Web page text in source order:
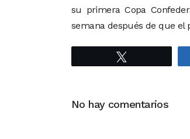
su primera Copa
semana después de que el
No hay comentarios